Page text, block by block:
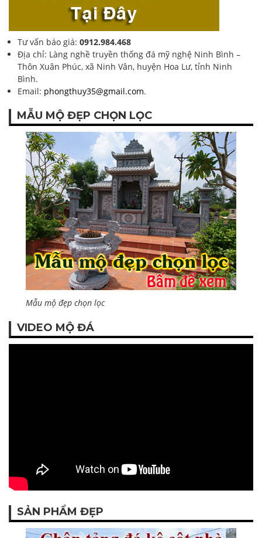
Tư vấn báo giá: 0912.984.468
Địa chỉ: Làng nghề truyền thống đá mỹ nghệ Ninh Bình –
Thôn Xuân Phúc, xã Ninh Vân, huyện Hoa Lư, tỉnh Ninh
Bình.
Email: phongthuy35@gmail.com.
MẪU MỘ ĐẸP CHỌN LỌC
Mẫu mộ đẹp chọn lọc
VIDEO MỘ ĐÁ
SẢN PHẨM ĐẸP